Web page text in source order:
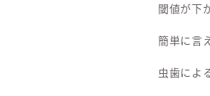
閾値が下
簡単に言
虫歯によ